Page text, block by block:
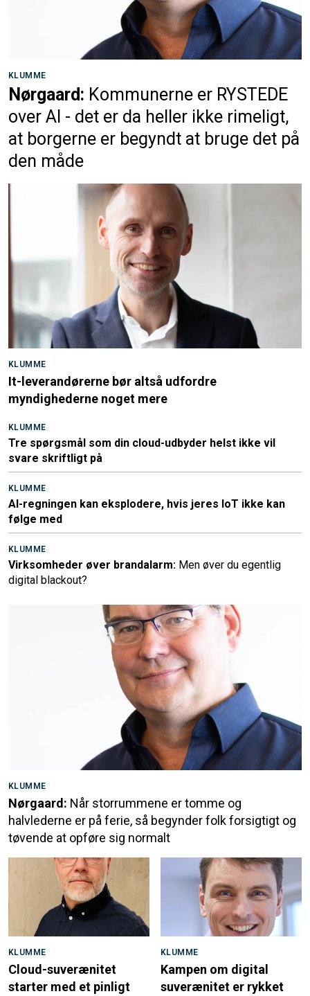
KLUMME
Nørgaard: Kommunerne er RYSTEDE
over AI - det er da heller ikke rimeligt,
at borgerne er begyndt at bruge det på
den måde
KLUMME
It-leverandørerne bør altså udfordre
myndighederne noget mere
KLUMME
Tre spørgsmål som din cloud-udbyder helst ikke vil
svare skriftligt på
KLUMME
AI-regningen kan eksplodere, hvis jeres IoT ikke kan
følge med
KLUMME
Virksomheder øver brandalarm: Men øver du egentlig
digital blackout?
KLUMME
Nørgaard: Når storrummene er tomme og
halvlederne er på ferie, så begynder folk forsigtigt og
tøvende at opføre sig normalt
KLUMME
Cloud-suverænitet
starter med et pinligt
KLUMME
Kampen om digital
suverænitet er rykket